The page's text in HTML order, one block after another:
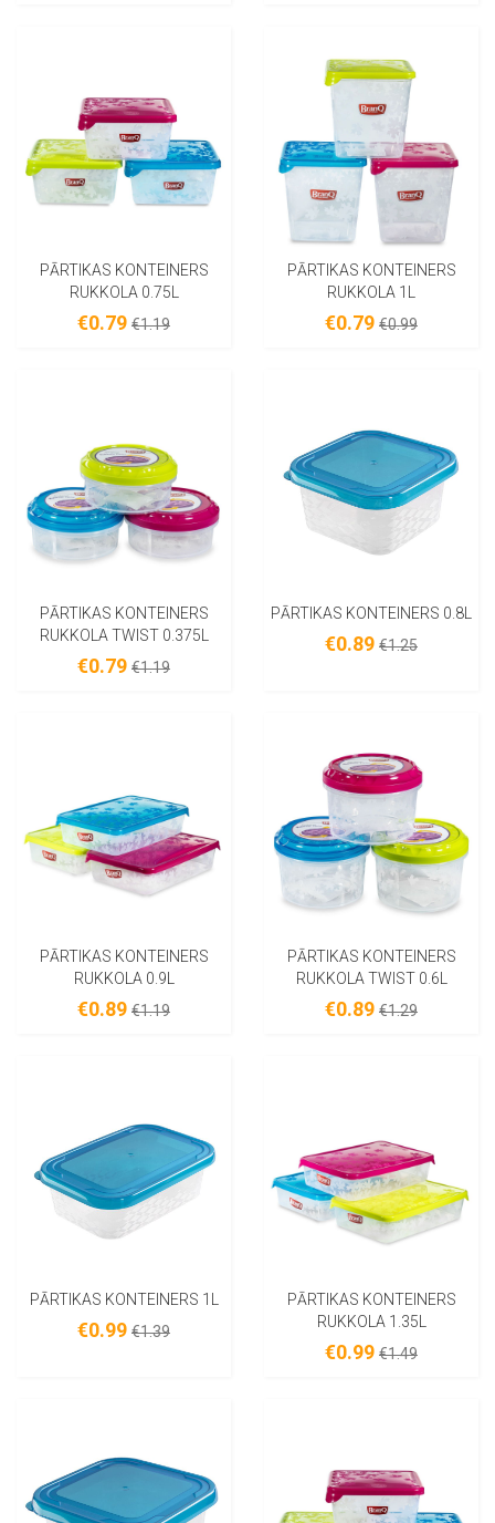
PĀRTIKAS KONTEINERS
RUKKOLA 0.75L
€0.79 €1.19
PĀRTIKAS KONTEINERS
RUKKOLA 1L
€0.79 €0.99
PĀRTIKAS KONTEINERS
RUKKOLA TWIST 0.375L
€0.79 €1.19
PĀRTIKAS KONTEINERS 0.8L
€0.89 €1.25
PĀRTIKAS KONTEINERS
RUKKOLA 0.9L
€0.89 €1.19
PĀRTIKAS KONTEINERS
RUKKOLA TWIST 0.6L
€0.89 €1.29
PĀRTIKAS KONTEINERS 1L
€0.99 €1.39
PĀRTIKAS KONTEINERS
RUKKOLA 1.35L
€0.99 €1.49